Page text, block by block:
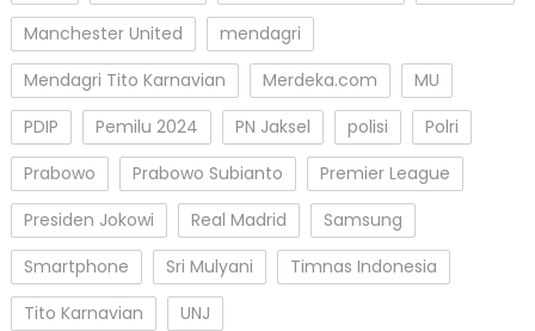
Manchester United
mendagri
Mendagri Tito Karnavian
Merdeka.com
MU
PDIP
Pemilu 2024 PN Jaksel polisi
Polri
Prabowo
Prabowo Subianto
Premier League
Presiden Jokowi
Real Madrid
Samsung
Smartphone
Sri Mulyani
Timnas Indonesia
Tito Karnavian
UNJ